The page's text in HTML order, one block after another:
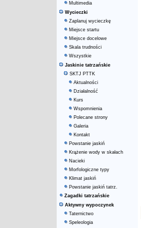
Multimedia
Wycieczki
Zaplanuj wycieczkę
Miejsce startu
Miejsce docelowe
Skala trudności
Wszystkie
Jaskinie tatrzańskie
SKTJ PTTK
Aktualności
Działalność
Kurs
Wspomnienia
Polecane strony
Galeria
Kontakt
Powstanie jaskiń
Krążenie wody w skałach
Nacieki
Morfologiczne typy
Klimat jaskiń
Powstanie jaskiń tatrz.
Zagadki tatrzańskie
Aktywny wypoczynek
Taternictwo
Speleologia